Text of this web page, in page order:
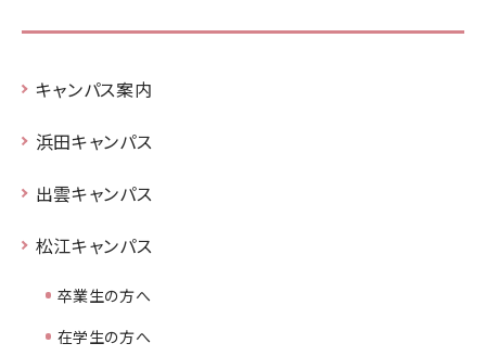
キャンパス案内
浜田キャンパス
出雲キャンパス
松江キャンパス
卒業生の方へ
在学生の方へ